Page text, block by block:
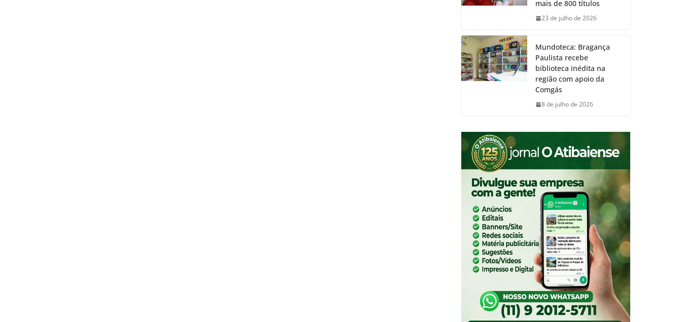
mais de 800 títulos
23 de julho de 2026
Mundoteca: Bragança
Paulista recebe
biblioteca inédita na
região com apoio da
Comgás
8 de julho de 2026